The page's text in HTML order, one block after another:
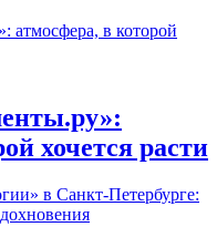
хочется расти